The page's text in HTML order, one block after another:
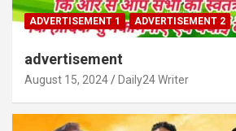
ADVERTISEMENT 1 ADVERTISEMENT 2
advertisement
August 15, 2024 Daily24 Writer